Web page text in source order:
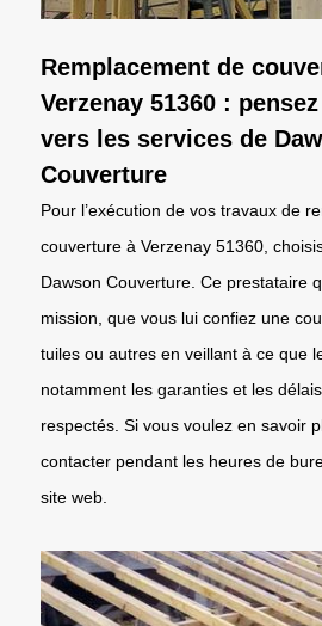
Remplacement de
Verzenay 51360 :
vers les services de
Couverture
Pour l’exécution de vos travaux de
couverture à Verzenay 51360,
Dawson Couverture. Ce prestataire
mission, que vous lui confiez une
tuiles ou autres en veillant à ce que
notamment les garanties et les
respectés. Si vous voulez en savoir
contacter pendant les heures de
site web.